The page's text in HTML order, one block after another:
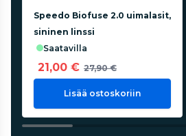
Speedo Biofuse 2.0 uimalasit,
sininen linssi
saatavilla
21,00 € 27,90 €
Lisää ostoskoriin